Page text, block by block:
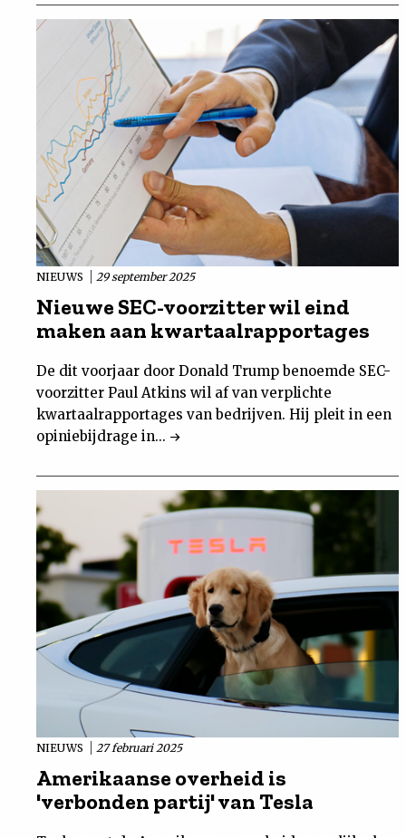
NIEUWS 29 september 2025
Nieuwe SEC-voorzitter wil eind
maken aan kwartaalrapportages
De dit voorjaar door Donald Trump benoemde SEC-
voorzitter Paul Atkins wil af van verplichte
kwartaalrapportages van bedrijven. Hij pleit in een
opiniebijdrage in...
NIEUWS 27 februari 2025
Amerikaanse overheid is
'verbonden partij' van Tesla